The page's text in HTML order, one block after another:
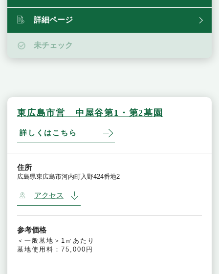
詳細ページ
未チェック
東広島市営 中屋谷第1・第2墓園
詳しくはこちら
住所
広島県東広島市河内町入野424番地2
アクセス
参考価格
＜一般墓地＞1㎡あたり
墓地使用料：75,000円